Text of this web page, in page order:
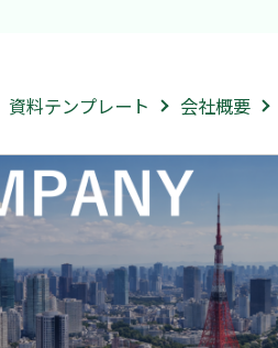
資料テンプレート 会社概要